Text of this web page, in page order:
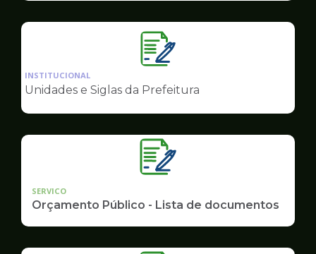
Ilustração
da
pagina
Governo
INSTITUCIONAL
Unidades e Siglas da Prefeitura
SERVICO
Orçamento Público - Lista de documentos